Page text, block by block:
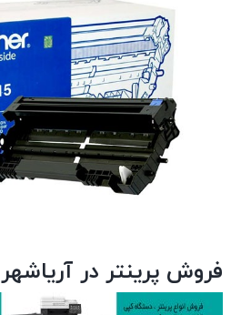
فروش پرینتر در آریاشهر